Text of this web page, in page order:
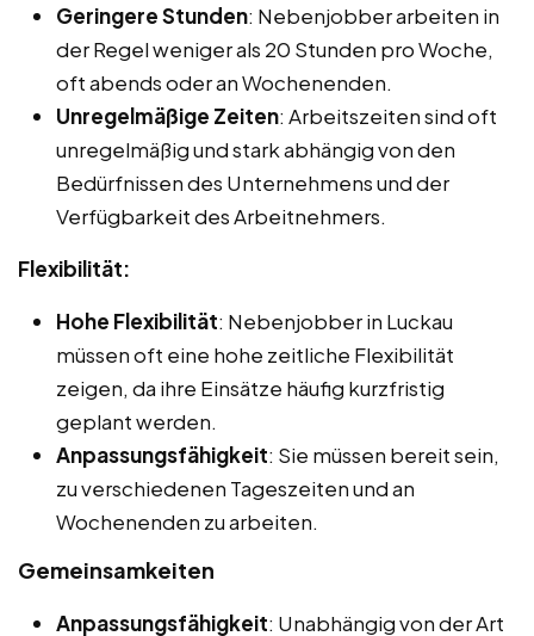
Geringere Stunden: Nebenjobber arbeiten in
der Regel weniger als 20 Stunden pro Woche,
oft abends oder an Wochenenden.
Unregelmäßige Zeiten: Arbeitszeiten sind oft
unregelmäßig und stark abhängig von den
Bedürfnissen des Unternehmens und der
Verfügbarkeit des Arbeitnehmers.
Flexibilität:
Hohe Flexibilität: Nebenjobber in Luckau
müssen oft eine hohe zeitliche Flexibilität
zeigen, da ihre Einsätze häufig kurzfristig
geplant werden.
Anpassungsfähigkeit: Sie müssen bereit sein,
zu verschiedenen Tageszeiten und an
Wochenenden zu arbeiten.
Gemeinsamkeiten
Anpassungsfähigkeit: Unabhängig von der Art